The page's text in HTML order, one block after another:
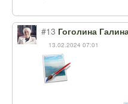
#13 Гоголина
13.02.2024 07:01